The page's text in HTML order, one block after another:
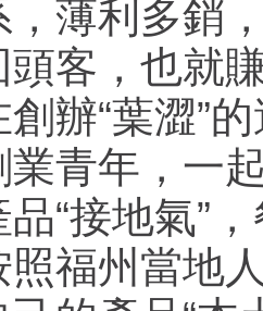
，薄利多銷
頭客，也就
“葉澀”的
業青年，一
品“接地氣”
照福州當地